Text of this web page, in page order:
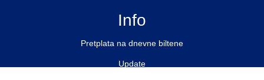
Info
Pretplata na dnevne biltene
Update